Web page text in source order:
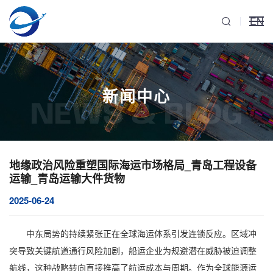
EN
新闻中心
NEWS & BLOG
地缘政治风险重塑国际海运市场格局_青岛工程设备
运输_青岛运输大件货物
2025-06-24
中东局势的持续紧张正在全球海运体系引发连锁反应。区域冲
突导致关键航道通行风险加剧，船运企业为规避潜在威胁被迫调整
航线，这种战略转向直接推高了航运成本与周期。作为全球能源运